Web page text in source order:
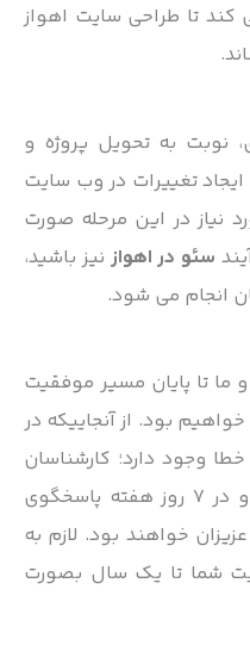
تا طراحی سایت اهواز
نوبت به تحویل پروژه و
تغییرات در وب سایت
نیاز در این مرحله صورت
سئو در اهوازنیز باشید،
انجام می شود.
ما تا پایان مسیر موفقیت
بود. از آنجاییکه در
وجود دارد؛ کارشناسان
پشتیبانی ما بصورت 24 ساعته و در 7 روز هفته پاسخگوی
خواهند بود. لازم به
شما تا یک سال بصورت